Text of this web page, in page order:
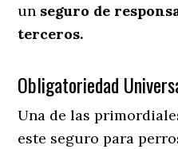
un seguro de
terceros.
Obligatoriedad
Una de las
este seguro para